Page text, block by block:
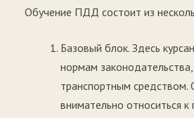
Обучение ПДД состоит из
Базовый блок. Здесь
нормам
транспортным
внимательно относиться